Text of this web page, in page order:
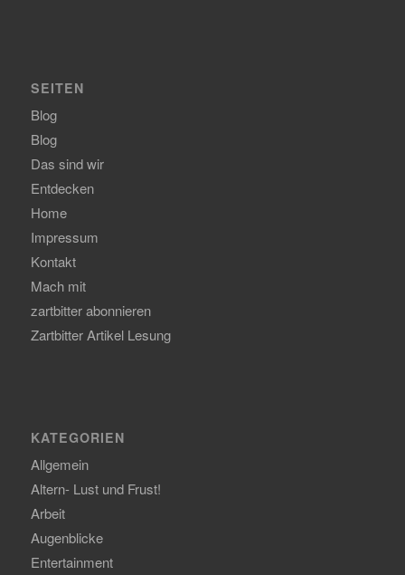
SEITEN
Blog
Blog
Das sind wir
Entdecken
Home
Impressum
Kontakt
Mach mit
zartbitter abonnieren
Zartbitter Artikel Lesung
KATEGORIEN
Allgemein
Altern- Lust und Frust!
Arbeit
Augenblicke
Entertainment